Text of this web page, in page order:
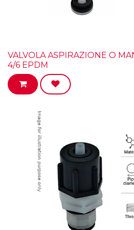
VALVOLA ASPIRAZIONE O
4/6 EPDM